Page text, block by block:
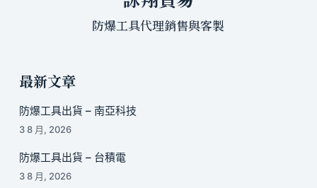
防爆工具代理銷售與客製
最新文章
防爆工具出貨 – 南亞科技
3 8 月, 2026
防爆工具出貨 – 台積電
3 8 月, 2026